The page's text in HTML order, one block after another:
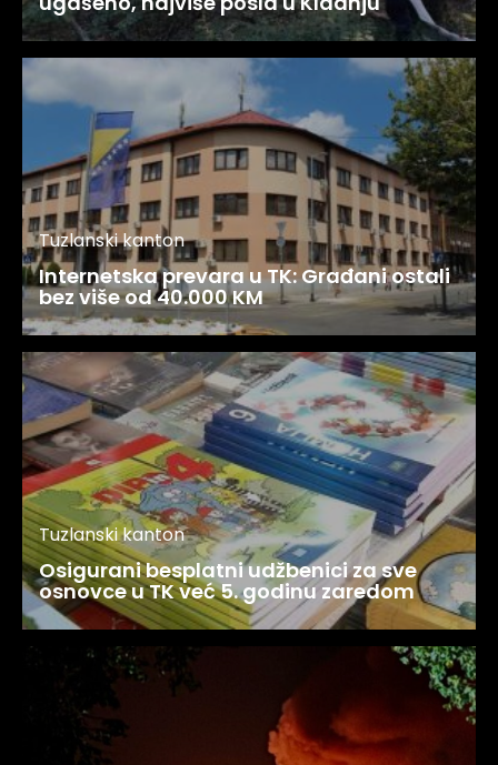
Tuzlanski kanton
Internetska prevara u TK: Građani ostali
bez više od 40.000 KM
Tuzlanski kanton
Osigurani besplatni udžbenici za sve
osnovce u TK već 5. godinu zaredom